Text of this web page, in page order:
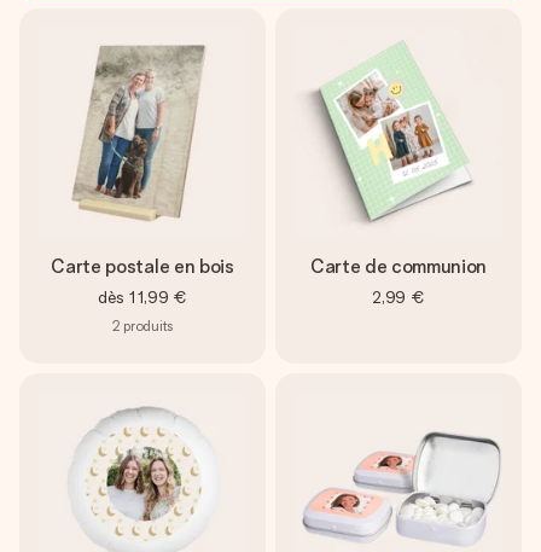
Carte postale en bois
dès 11,99 €
2 produits
Carte de communion
2,99 €